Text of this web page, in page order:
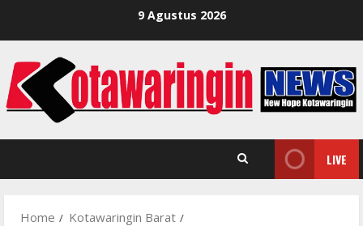
9 Agustus 2026
LIVE
Home
Kotawaringin Barat